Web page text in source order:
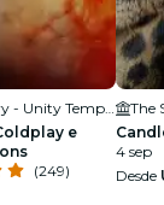
e
(249)
4 sep
Desde